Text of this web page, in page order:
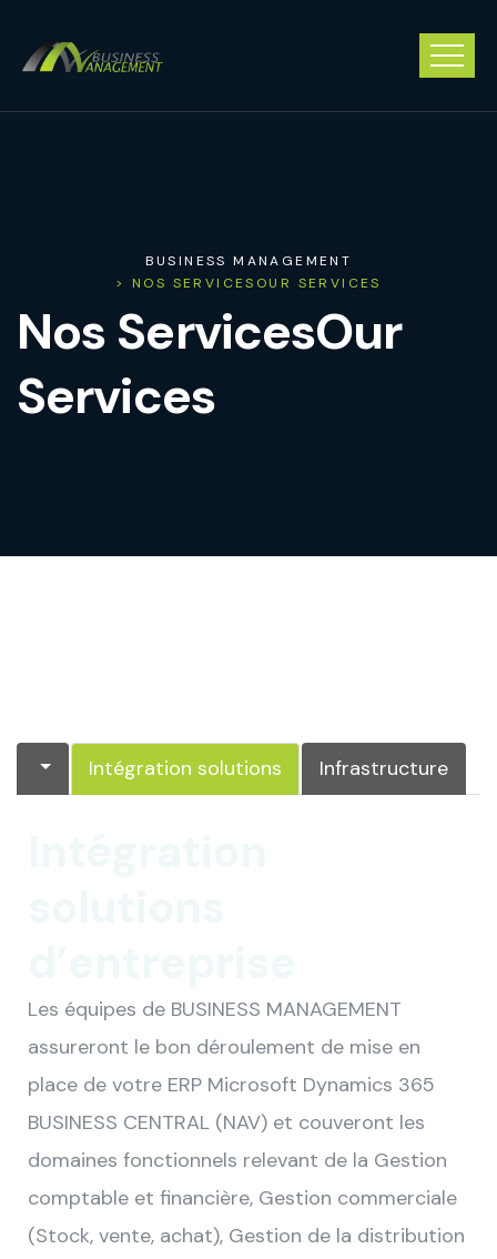
BUSINESS MANAGEMENT
> NOS SERVICES OUR SERVICES
Nos ServicesOur
Services
Intégration solutions Infrastructure
Les équipes de BUSINESS MANAGEMENT
assureront le bon déroulement de mise en
place de votre ERP Microsoft Dynamics 365
BUSINESS CENTRAL (NAV) et couveront les
domaines fonctionnels relevant de la Gestion
comptable et financière, Gestion commerciale
(Stock, vente, achat), Gestion de la distribution